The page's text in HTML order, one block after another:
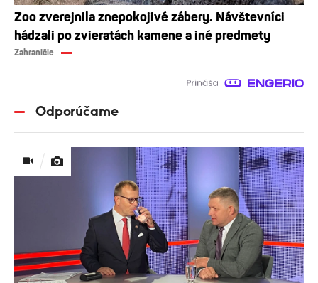
Zoo zverejnila znepokojivé zábery. Návštevníci
hádzali po zvieratách kamene a iné predmety
Zahraničie
Odporúčame